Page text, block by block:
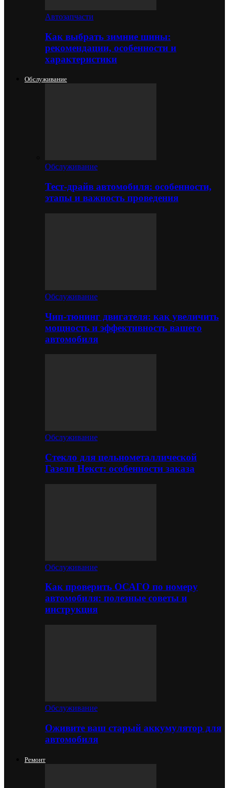
Автозапчасти
Как выбрать зимние шины:
рекомендации, особенности и
характеристики
Обслуживание
Обслуживание
Тест-драйв автомобиля: особенности,
этапы и важность проведения
Обслуживание
Чип-тюнинг двигателя: как увеличить
мощность и эффективность вашего
автомобиля
Обслуживание
Стекло для цельнометаллической
Газели Некст: особенности заказа
Обслуживание
Как проверить ОСАГО по номеру
автомобиля: полезные советы и
инструкция
Обслуживание
Оживите ваш старый аккумулятор для
автомобиля
Ремонт